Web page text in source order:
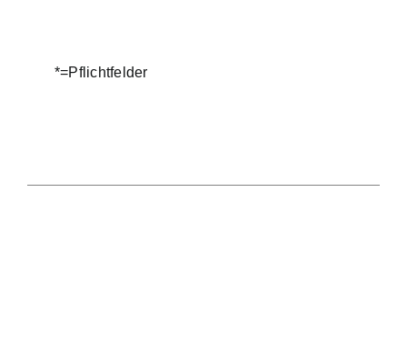
*=Pflichtfelder